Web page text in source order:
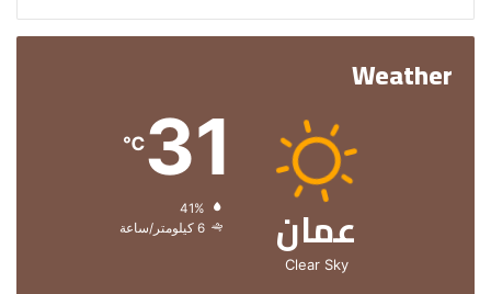
Weather
عمان
Clear Sky
31
℃
الرطوبة:
الرياح: